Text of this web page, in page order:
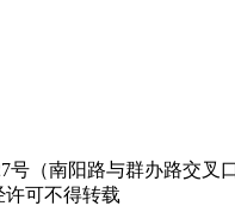
（南阳路与群办路交叉
可不得转载